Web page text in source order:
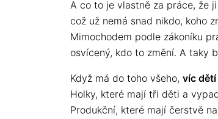
A co to je vlastně za práce, že
což už nemá snad nikdo, koho
Mimochodem podle zákoníku
osvícený, kdo to změní. A taky
Když má do toho všeho, víc
Holky, které mají tři děti a
Produkční, které mají čerstvě